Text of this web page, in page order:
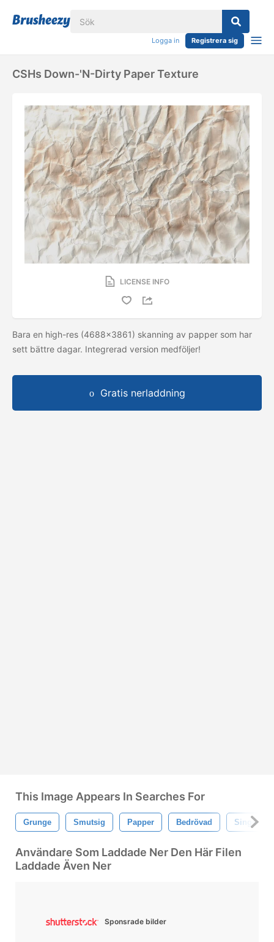
Logga in Registrera sig
CSHs Down-'N-Dirty Paper Texture
LICENSE INFO
Bara en high-res (4688x3861) skanning av papper som har
sett bättre dagar. Integrerad version medföljer!
Gratis nerladdning
This Image Appears In Searches For
Grunge Smutsig Papper Bedrövad Singed
Användare Som Laddade Ner Den Här Filen
Laddade Även Ner
Sponsrade bilder